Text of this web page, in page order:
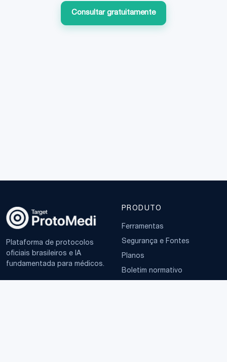
Consultar gratuitamente
Plataforma de protocolos
oficiais brasileiros e IA
fundamentada para médicos.
PRODUTO
Ferramentas
Segurança e Fontes
Planos
Boletim normativo